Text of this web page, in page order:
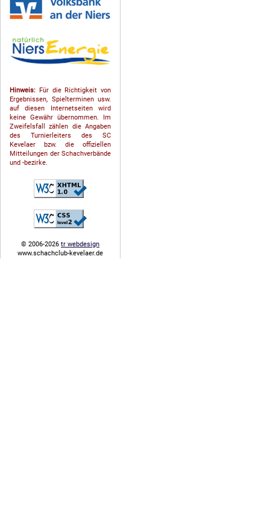
Hinweis: Für die Richtigkeit von
Ergebnissen, Spielterminen usw.
auf diesen Internetseiten wird
keine Gewähr übernommen. Im
Zweifelsfall zählen die Angaben
des Turnierleiters des SC
Kevelaer bzw. die offiziellen
Mitteilungen der Schach­ver­bände
und -bezirke.
© 2006-2026 tr webdesign
www.schachclub-kevelaer.de